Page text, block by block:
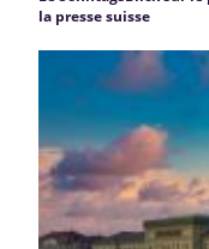
la presse suisse